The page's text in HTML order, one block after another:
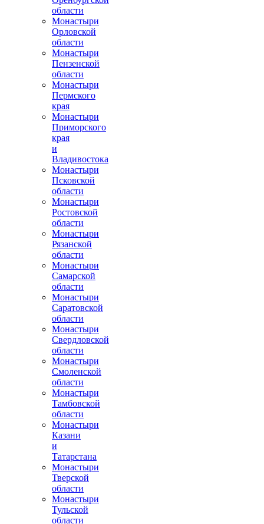
области
Монастыри
Орловской
области
Монастыри
Пензенской
области
Монастыри
Пермского
края
Монастыри
Приморского
края
и
Владивостока
Монастыри
Псковской
области
Монастыри
Ростовской
области
Монастыри
Рязанской
области
Монастыри
Самарской
области
Монастыри
Саратовской
области
Монастыри
Свердловской
области
Монастыри
Смоленской
области
Монастыри
Тамбовской
области
Монастыри
Казани
и
Татарстана
Монастыри
Тверской
области
Монастыри
Тульской
области